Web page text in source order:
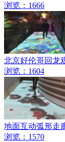
浏览：1666
北京好伦哥回龙
浏览：1604
地面互动弧形走
浏览：1570